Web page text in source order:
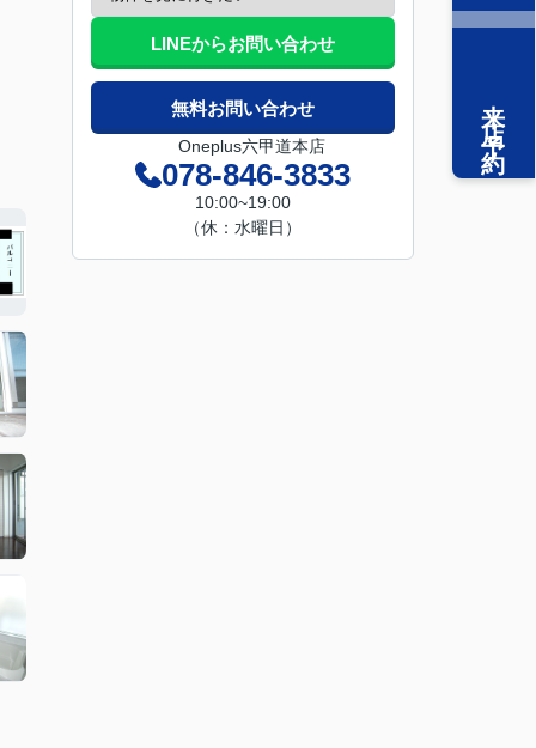
LINEからお問い合わせ
無料お問い合わせ
Oneplus六甲道本店
078-846-3833
10:00~19:00
（休：水曜日）
来店予約